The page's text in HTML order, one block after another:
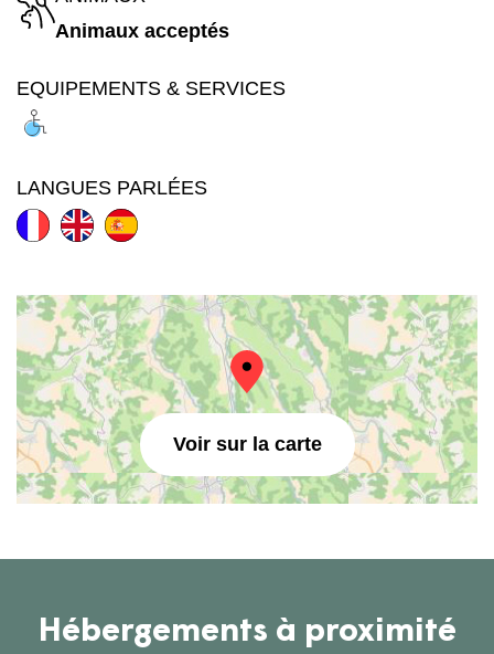
Animaux acceptés
EQUIPEMENTS & SERVICES
LANGUES PARLÉES
Voir sur la carte
Hébergements à proximité